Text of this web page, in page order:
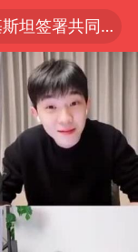
沙特土耳其巴基斯坦签署共同防务协议
恭被查
中巨芯：上半年归母净利润1405.77万元